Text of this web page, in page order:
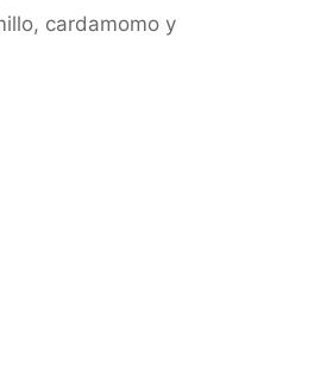
cardamomo y